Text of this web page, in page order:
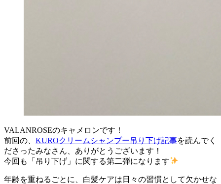
VALANROSEのキャメロンです！
前回の、 KUROクリームシャンプー吊り下げ記事を読んでく
ださったみなさん、ありがとうございます！
今回も「吊り下げ」に関する第二弾になります
年齢を重ねるごとに、白髪ケアは日々の習慣として欠かせな